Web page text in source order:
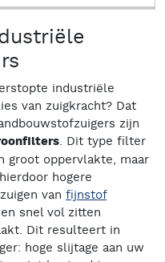
industriële
van zuigkracht? Dat
zijn
. Dit type filter
groot oppervlakte, maar
hogere
van fijnstof
snel vol zitten
Dit resulteert in
hoge slijtage aan uw